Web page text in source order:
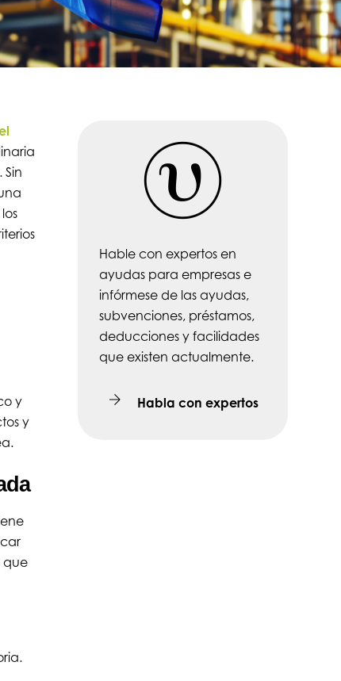
y
y
que
Hable con expertos en
ayudas para empresas e
infórmese de las ayudas,
subvenciones, préstamos,
deducciones y facilidades
que existen actualmente.
Habla con expertos